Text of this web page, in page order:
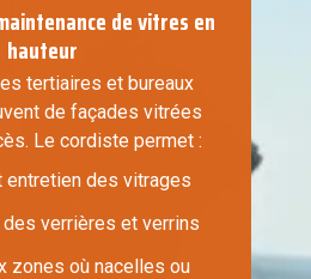
de vitres en
hauteur
tertiaires et bureaux
de façades vitrées
Le cordiste permet :
entretien des vitrages
verrières et verrins
zones où nacelles ou